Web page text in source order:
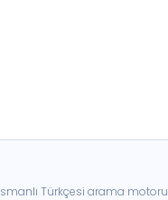
Türkçesi arama motoru